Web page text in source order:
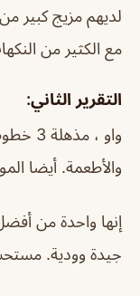
لديهم مزيج كبير
مع الكثير من
التقرير الثاني:
واو ،
والأطعمة. أيضا
إنها واحدة من
جيدة وودية.